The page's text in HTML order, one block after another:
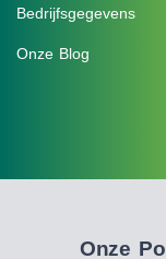
Bedrijfsgegevens
Onze Blog
Onze